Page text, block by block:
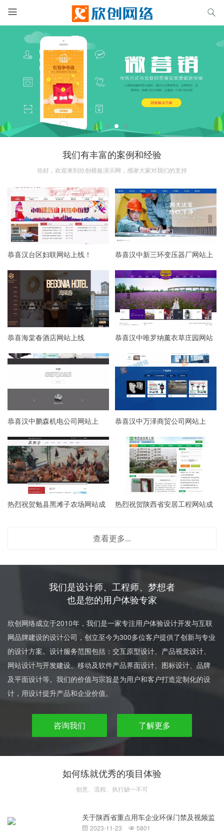
 
我们有丰富的案例和经验
你好，欢迎来到欣创模板演示网，感谢大家对我们的支持
恭喜汉台区妇联网站上线！
恭喜汉中新三环变压器厂网站上
恭喜海棠春酒店网站上线
恭喜汉中唯罗纳薰衣草庄园网站
恭喜汉中鹏森机电公司网站上
恭喜汉中万泽商贸公司网站上
热烈祝贺勉县黑滩子农场网站成
热烈祝贺陕西省安居工程网站成
查看更多...
我们是设计师、工程师、梦想者
也是您的用户体验专家
欣创网络成立于2010年，我们是一家专注用户体验设计开发与互联
网品牌建设的设计公司，创立至今为300多位客户提供了创新与专业
的设计方案。设计服务范围包括：交互原型设计、产品视觉设计、
网站设计与开发建设、移动及软件产品界面设计、图标设计、品牌
及平面设计等。我们的价值与宗旨是为用户和客户打造定制化的设
计，用设计提升产品和企业价值。
咨询我们 了解更多
如何练就优秀的项目体验
创意、流程、执行缺一不可
关于陕西省重点用车企业环保门禁及视频监
控系统
 2023-11-23  5801